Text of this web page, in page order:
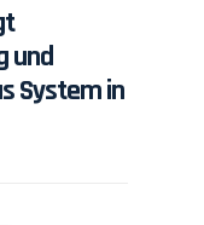
und
System in